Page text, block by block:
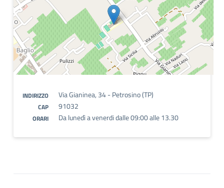
INDIRIZZO Via Gianinea, 34 - Petrosino (TP)
CAP 91032
ORARI Da lunedì a venerdi dalle 09:00 alle 13.30